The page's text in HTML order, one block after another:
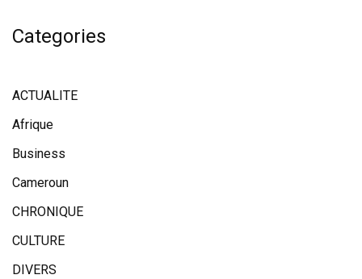
Categories
ACTUALITE
Afrique
Business
Cameroun
CHRONIQUE
CULTURE
DIVERS